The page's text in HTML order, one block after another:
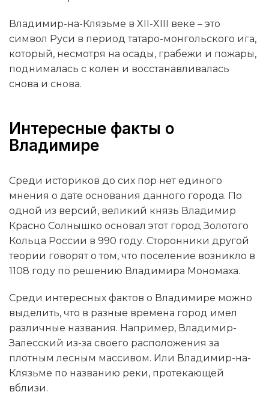
Владимир-на-Клязьме в XII-XIII веке – это
символ Руси в период татаро-монгольского ига,
который, несмотря на осады, грабежи и пожары,
поднималась с колен и восстанавливалась
снова и снова.
Интересные факты о
Владимире
Среди историков до сих пор нет единого
мнения о дате основания данного города. По
одной из версий, великий князь Владимир
Красно Солнышко основал этот город Золотого
Кольца России в 990 году. Сторонники другой
теории говорят о том, что поселение возникло в
1108 году по решению Владимира Мономаха.
Среди интересных фактов о Владимире можно
выделить, что в разные времена город имел
различные названия. Например, Владимир-
Залесский из-за своего расположения за
плотным лесным массивом. Или Владимир-на-
Клязьме по названию реки, протекающей
вблизи.